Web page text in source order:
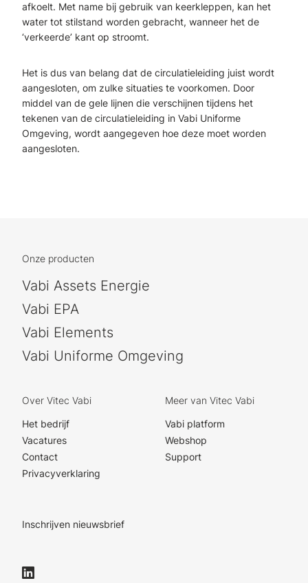
afkoelt. Met name bij gebruik van keerkleppen, kan het
water tot stilstand worden gebracht, wanneer het de
‘verkeerde’ kant op stroomt.
Het is dus van belang dat de circulatieleiding juist wordt
aangesloten, om zulke situaties te voorkomen. Door
middel van de gele lijnen die verschijnen tijdens het
tekenen van de circulatieleiding in Vabi Uniforme
Omgeving, wordt aangegeven hoe deze moet worden
aangesloten.
Onze producten
Vabi Assets Energie
Vabi EPA
Vabi Elements
Vabi Uniforme Omgeving
Over Vitec Vabi
Het bedrijf
Vacatures
Contact
Privacyverklaring
Meer van Vitec Vabi
Vabi platform
Webshop
Support
Inschrijven nieuwsbrief